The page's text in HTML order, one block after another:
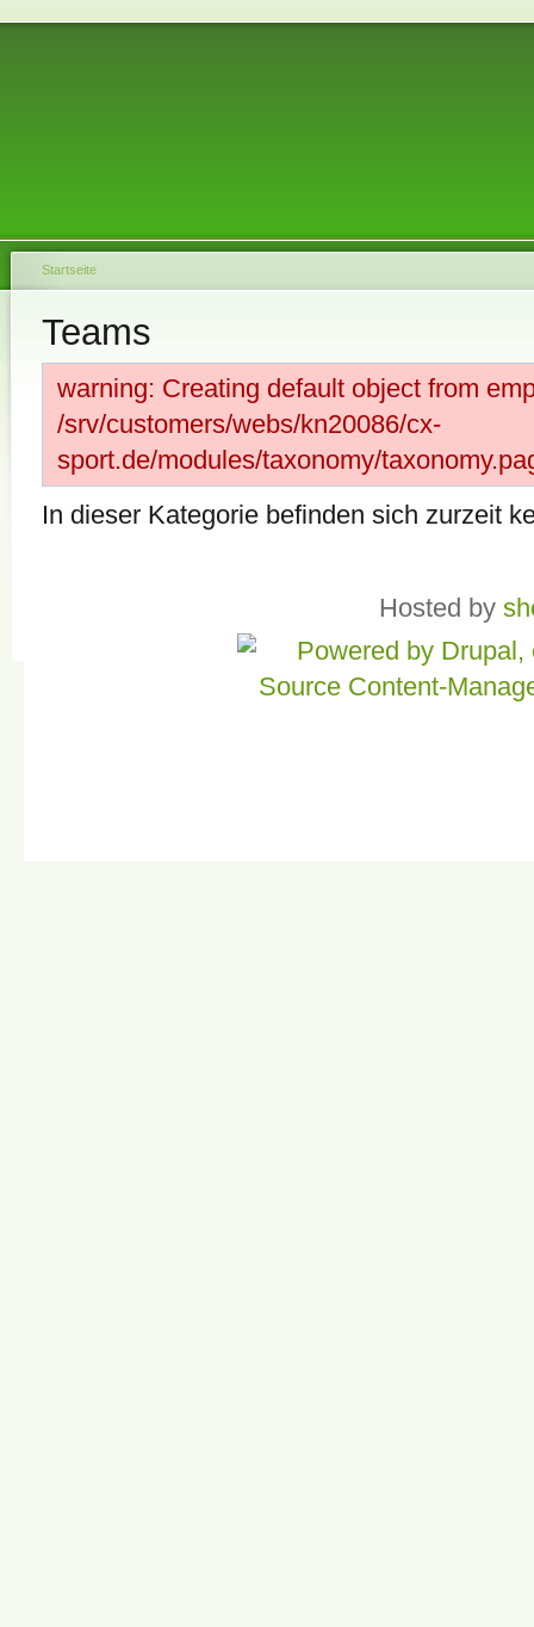
Startseite
Teams
warning: Creating default object from
/srv/customers/webs/kn20086/cx-
sport.de/modules/taxonomy/
In dieser Kategorie befinden sich zurzeit
Hosted by